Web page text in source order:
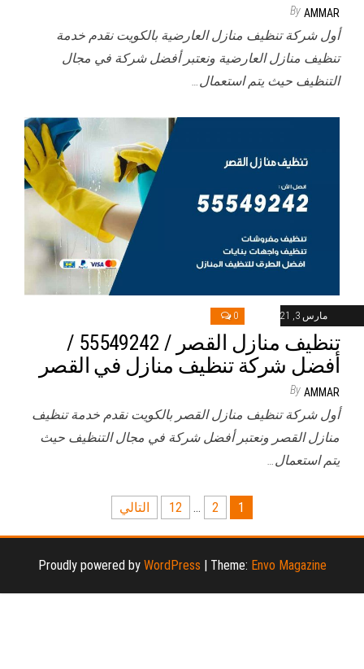
By AMMAR
أول شركة تنظيف منازل العارضية بالكويت نقدم خدمة
تنظيف منازل العارضية ونعتبر أفضل شركة في مجال
التنظيف حيث يتم استعمال…
مارس 3, 2021 0
تنظيف منازل القصر / 55549242 /
أفضل شركة تنظيف منازل في القصر
By AMMAR
أول شركة تنظيف منازل القصر بالكويت نقدم خدمة تنظيف
منازل القصر ونعتبر أفضل شركة في مجال التنظيف حيث
يتم استعمال…
صفحات
المقالات
1
2
…
12 التالي
Proudly powered by WordPress | Theme: Envo Magazine